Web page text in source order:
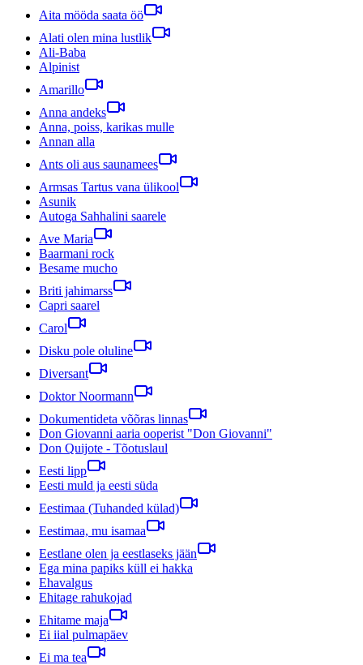
Aita mööda saata öö
Alati olen mina lustlik
Ali-Baba
Alpinist
Amarillo
Anna andeks
Anna, poiss, karikas mulle
Annan alla
Ants oli aus saunamees
Armsas Tartus vana ülikool
Asunik
Autoga Sahhalini saarele
Ave Maria
Baarmani rock
Besame mucho
Briti jahimarss
Capri saarel
Carol
Disku pole oluline
Diversant
Doktor Noormann
Dokumentideta võõras linnas
Don Giovanni aaria ooperist "Don Giovanni"
Don Quijote - Tõotuslaul
Eesti lipp
Eesti muld ja eesti süda
Eestimaa (Tuhanded külad)
Eestimaa, mu isamaa
Eestlane olen ja eestlaseks jään
Ega mina papiks küll ei hakka
Ehavalgus
Ehitage rahukojad
Ehitame maja
Ei iial pulmapäev
Ei ma tea